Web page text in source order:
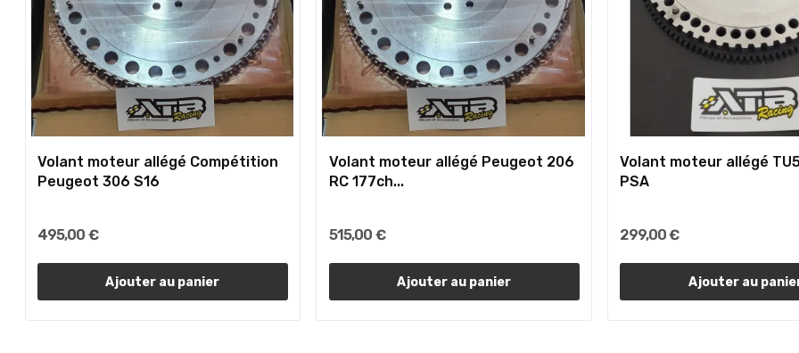
Volant moteur allégé Compétition
Peugeot 306 S16
495,00 €
Ajouter au panier
Volant moteur allégé Peugeot 206
RC 177ch...
515,00 €
Ajouter au panier
Volant moteur allégé
PSA
299,00 €
Ajouter au